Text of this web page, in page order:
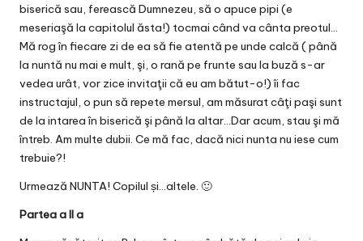
biserică sau, ferească Dumnezeu, să o apuce pipi (e
meseriaşă la capitolul ăsta!) tocmai când va cânta preotul…
Mă rog în fiecare zi de ea să fie atentă pe unde calcă ( până
la nuntă nu mai e mult, şi, o rană pe frunte sau la buză s-ar
vedea urât, vor zice invitaţii că eu am bătut-o!) îi fac
instructajul, o pun să repete mersul, am măsurat câţi paşi sunt
de la intarea în biserică şi până la altar…Dar acum, stau şi mă
întreb. Am multe dubii. Ce mă fac, dacă nici nunta nu iese cum
trebuie?!
Urmează NUNTA! Copilul și…altele. 🙂
Partea a II a